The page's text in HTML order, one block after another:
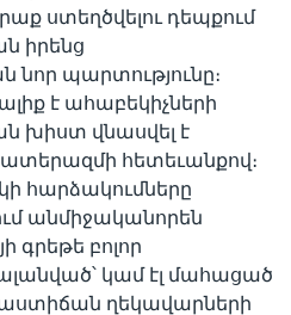
ստեղծվելու դեպքում
իրենց
պարտությունը։
է ահաբեկիչների
խիստ վնասվել է
հետեւանքով։
հարձակումները
անմիջականորեն
գրեթե բոլոր
կամ էլ մահացած
ղեկավարների